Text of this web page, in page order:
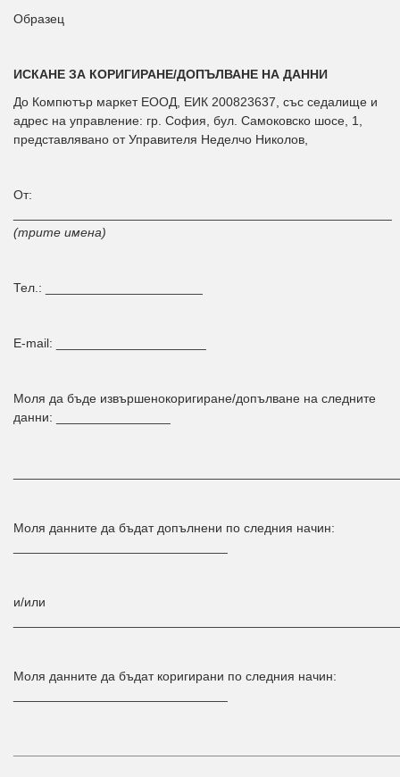
Образец
ИСКАНЕ ЗА КОРИГИРАНЕ/ДОПЪЛВАНЕ НА ДАННИ
До Компютър маркет ЕООД, ЕИК 200823637, със седалище и
адрес на управление: гр. София, бул. Самоковско шосе, 1,
представлявано от Управителя Неделчо Николов,
От:
(трите имена)
Тел.: ______________________
E-mail: _____________________
Моля да бъде извършенокоригиране/допълване на следните
данни: ________________
Моля данните да бъдат допълнени по следния начин:
и/или
Моля данните да бъдат коригирани по следния начин: